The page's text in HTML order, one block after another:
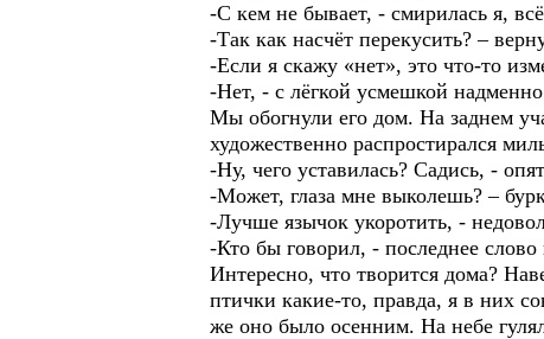
-С кем не бывает, - смирилась я,
-Так как насчёт перекусить? –
-Если я скажу «нет», это что-то
-Нет, - с лёгкой усмешкой
Мы обогнули его дом. На заднем
художественно распростирался
-Ну, чего уставилась? Садись, -
-Может, глаза мне выколешь? –
-Лучше язычок укоротить, -
-Кто бы говорил, - последнее
Интересно, что творится дома?
птички какие-то, правда, я в них
же оно было осенним. На небе